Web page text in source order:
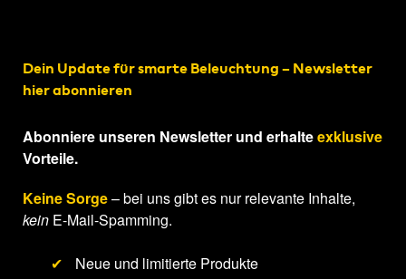
Dein Update für smarte Beleuchtung – Newsletter
hier abonnieren
Abonniere unseren Newsletter und erhalteexklusive
Vorteile.
Keine Sorge– bei uns gibt es nur relevante Inhalte,
kein E-Mail-Spamming.
✔
Neue und limitierte Produkte